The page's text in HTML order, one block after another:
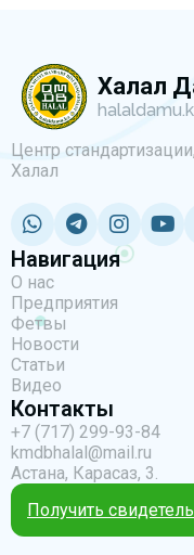
Халал
Центр
Халал
Навигация
О нас
Предприятия
Фетвы
Новости
Статьи
Видео
Контакты
+7 (717) 299-93-84
kmdbhalal@mail.ru
Астана, Карасаз, 3.
Получить